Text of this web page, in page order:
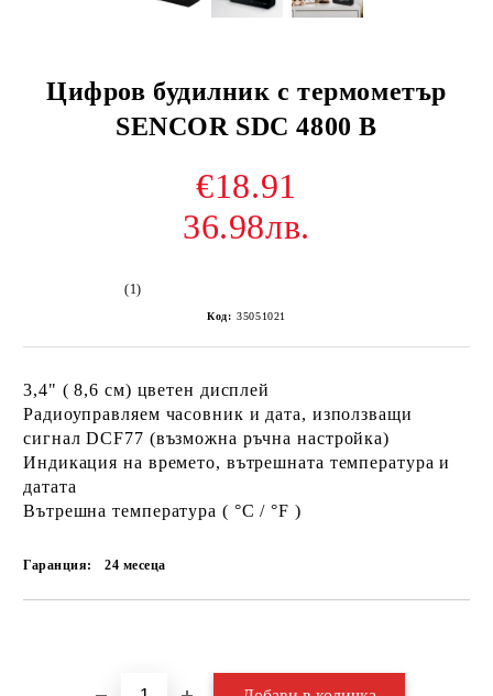
Цифров будилник с термометър
SENCOR SDC 4800 B
€18.91
36.98лв.
(1)
Код: 35051021
3,4" ( 8,6 см) цветен дисплей
Радиоуправляем часовник и дата, използващи
сигнал DCF77 (възможна ръчна настройка)
Индикация на времето, вътрешната температура и
датата
Вътрешна температура ( °C / °F )
Гаранция: 24 месеца